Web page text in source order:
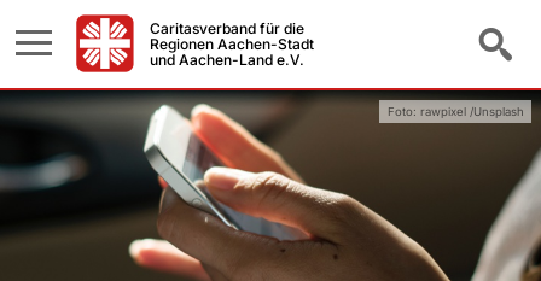
Caritasverband für die
Regionen Aachen-Stadt
und Aachen-Land e.V.
Foto: rawpixel /Unsplash